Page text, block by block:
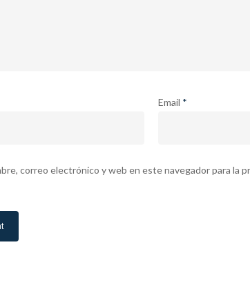
Email *
correo electrónico y web en este navegador para la